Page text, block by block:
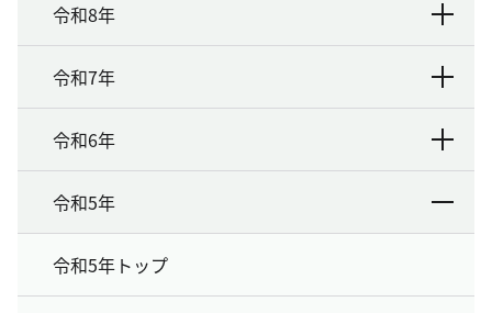
令和8年
令和7年
令和6年
令和5年
令和5年トップ